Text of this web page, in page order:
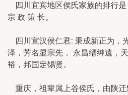
四川宜宾地区侯氏家族的排行是
宗 政 策 长。
四川宣汉侯仁君: 秉成新正为，
泽，芳名显宗先， 永昌缙绅遠，
裕，邦国定锡贤。
重庆，祖辈属上谷侯氏，由陕